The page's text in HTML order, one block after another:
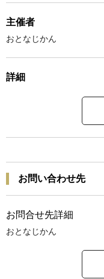
主催者
おとなじかん
詳細
お問い合わせ先
お問合せ先詳細
おとなじかん